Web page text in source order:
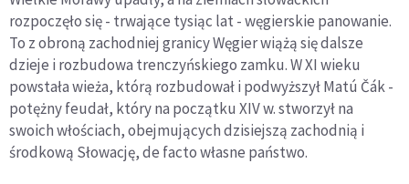
rozpoczęło się - trwające tysiąc lat - węgierskie panowanie.
To z obroną zachodniej granicy Węgier wiążą się dalsze
dzieje i rozbudowa trenczyńskiego zamku. W XI wieku
powstała wieża, którą rozbudował i podwyższył Matú Čák -
potężny feudał, który na początku XIV w. stworzył na
swoich włościach, obejmujących dzisiejszą zachodnią i
środkową Słowację, de facto własne państwo.